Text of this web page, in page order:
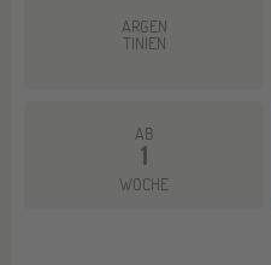
ARGEN
TINIEN
AB
1
WOCHE